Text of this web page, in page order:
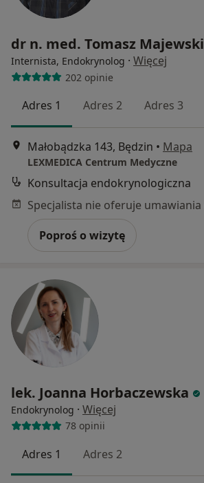
dr n. med. Tomasz Majewski
Internista, Endokrynolog · Więcej
202 opinie
Adres 1 Adres 2 Adres 3
Małobądzka 143, Będzin • Mapa
LEXMEDICA Centrum Medyczne
Konsultacja endokrynologiczna
Poproś o wizytę
lek. Joanna Horbaczewska
Endokrynolog · Więcej
78 opinii
Adres 1 Adres 2